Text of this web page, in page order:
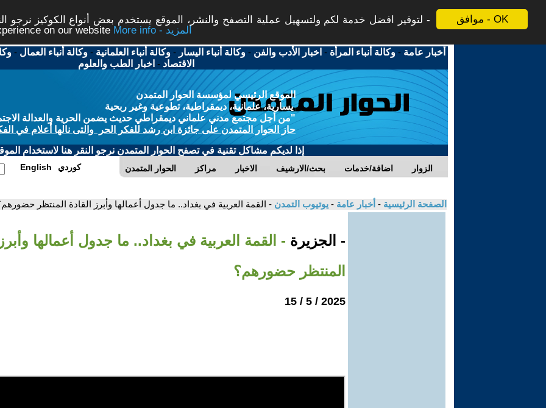
موافق - OK
لتوفير افضل خدمة لكم ولتسهيل عملية التصفح والنشر، الموقع يستخدم بعض أنواع الكوكيز نرجو
on our website
More info - المزيد
أخبار عامة -وكالة أنباء المرأة - اخبار الأدب والفن -وكالة أنباء اليسار -وكالة أنباء العلمانية -وكالة أنباء العمال -
الاقتصاد - اخبار الطب والعلوم
الموقع الرئيسي لمؤسسة الحوار المتمدن
يسارية، علمانية، ديمقراطية، تطوعية وغير ربحية
"من أجل مجتمع مدني علماني ديمقراطي حديث يضمن الحرية والعدالة
حاز الحوار المتمدن على جائزة ابن رشد للفكر الحر والتى نالها أعلام في
إذا لديكم مشاكل تقنية في تصفح الحوار المتمدن نرجو النقر هنا لاستخدام
الحوار المتمدن مراكز الاخبار بحث/الارشيف اضافة/خدمات الزوار English كوردي
الصفحة الرئيسية - أخبار عامة - يوتيوب التمدن - القمة العربية في بغداد.. ما جدول أعمالها وأبرز القادة المنتظر
- الجزيرة - القمة العربية في بغداد.. ما جدول أعمالها
المنتظر حضورهم؟
2025 / 5 / 15